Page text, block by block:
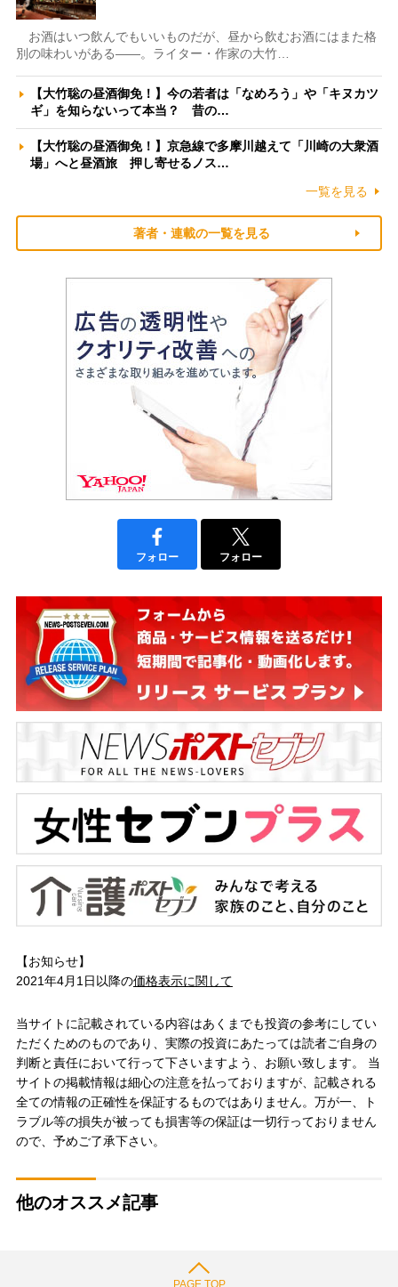
お酒はいつ飲んでもいいものだが、昼から飲むお酒にはまた格
別の味わいがある――。ライター・作家の大竹…
【大竹聡の昼酒御免！】今の若者は「なめろう」や「キヌカツ
ギ」を知らないって本当？ 昔の…
【大竹聡の昼酒御免！】京急線で多摩川越えて「川崎の大衆酒
場」へと昼酒旅 押し寄せるノス…
一覧を見る
著者・連載の一覧を見る
フォロー フォロー
【お知らせ】
2021年4月1日以降の価格表示に関して
当サイトに記載されている内容はあくまでも投資の参考にしてい
ただくためのものであり、実際の投資にあたっては読者ご自身の
判断と責任において行って下さいますよう、お願い致します。 当
サイトの掲載情報は細心の注意を払っておりますが、記載される
全ての情報の正確性を保証するものではありません。万が一、ト
ラブル等の損失が被っても損害等の保証は一切行っておりません
ので、予めご了承下さい。
他のオススメ記事
PAGE TOP